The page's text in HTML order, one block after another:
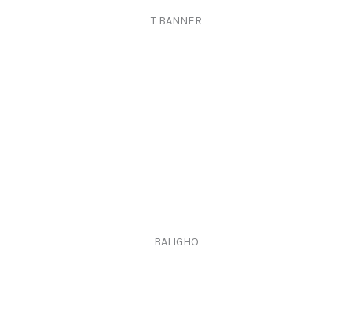
T BANNER
BALIGHO